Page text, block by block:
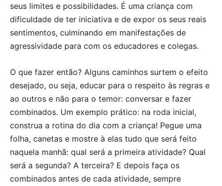
seus limites e possibilidades. É uma criança com
dificuldade de ter iniciativa e de expor os seus reais
sentimentos, culminando em manifestações de
agressividade para com os educadores e colegas.
O que fazer então? Alguns caminhos surtem o efeito
desejado, ou seja, educar para o respeito às regras e
ao outros e não para o temor: conversar e fazer
combinados. Um exemplo prático: na roda inicial,
construa a rotina do dia com a criança! Pegue uma
folha, canetas e mostre à elas tudo que será feito
naquela manhã: qual será a primeira atividade? Qual
será a segunda? A terceira? E depois faça os
combinados antes de cada atividade, sempre